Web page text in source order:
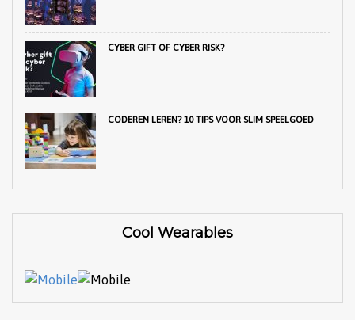
CYBER GIFT OF CYBER RISK?
CODEREN LEREN? 10 TIPS VOOR SLIM SPEELGOED
Cool Wearables